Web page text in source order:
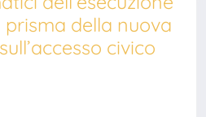
della nuova
civico